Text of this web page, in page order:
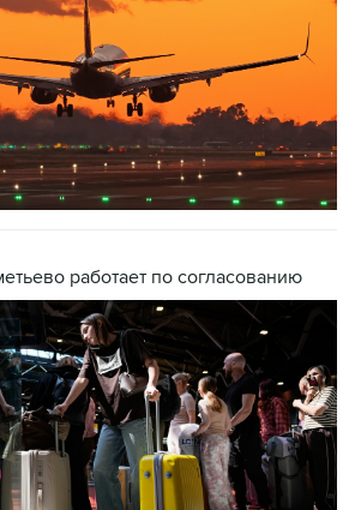
работает по согласованию